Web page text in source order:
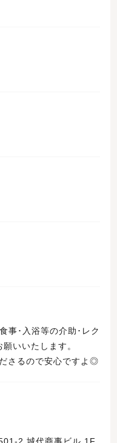
事･入浴等の介助･レク
いいたします。
さるので安心ですよ◎
2 城代商事ビル 1F